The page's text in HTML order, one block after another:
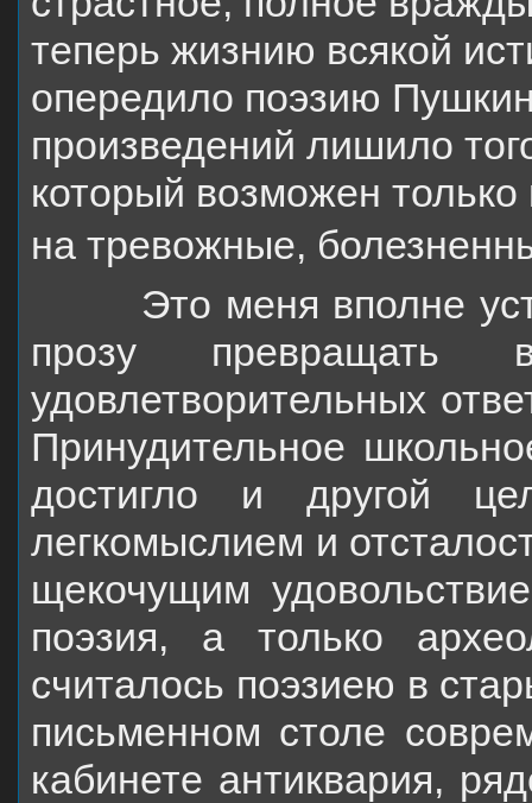
теперь жизнию всякой
опередило поэзию
произведений лишило
который возможен только
на тревожные,
Это меня вполне
прозу
удовлетворительных
Принудительное
достигло и другой
легкомыслием и
щекочущим
поэзия, а только
считалось поэзиею в
письменном столе
кабинете антиквария,